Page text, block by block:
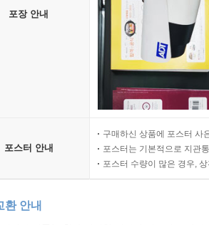
포장 안내
포스터 안내
구매하신 상품에 포스터 사
포스터는 기본적으로 지관
포스터 수량이 많은 경우,
환 안내